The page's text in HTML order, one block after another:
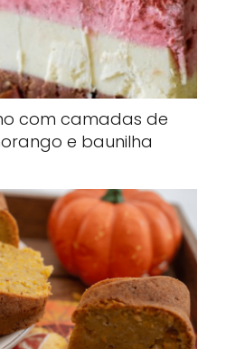
com camadas de
e baunilha